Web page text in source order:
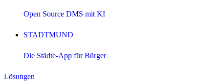
Open Source DMS mit KI
STADTMUND
Die Städte-App für Bürger
Lösungen